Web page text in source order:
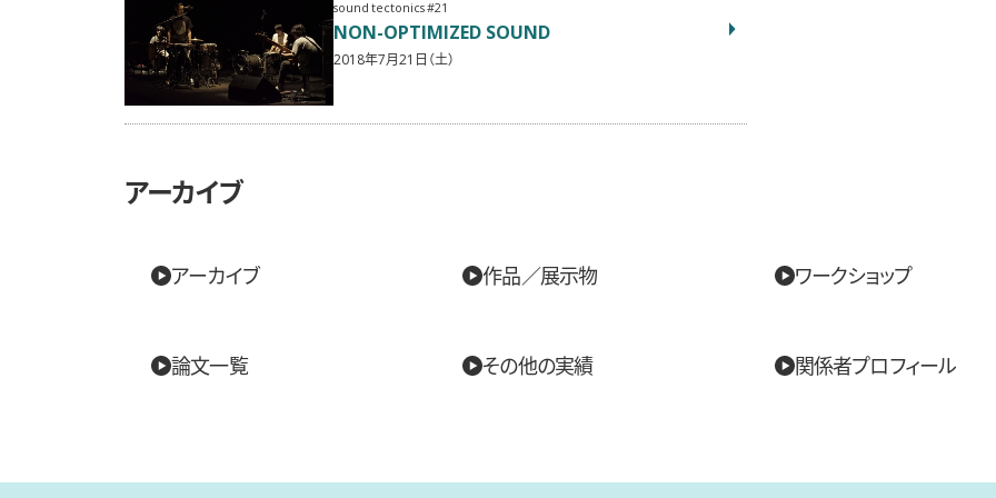
sound tectonics #21
NON-OPTIMIZED SOUND
2018年7月21日（土）
アーカイブ
アーカイブ 作品／展示物 ワークショップ
論文一覧 その他の実績 関係者プロフィール